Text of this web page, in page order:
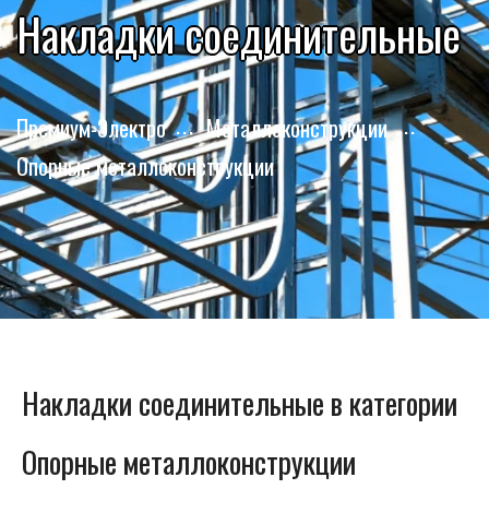
Накладки соединительные
Премиум-Электро
Металлоконструкции
Опорные металлоконструкции
Накладки соединительные в категории
Опорные металлоконструкции